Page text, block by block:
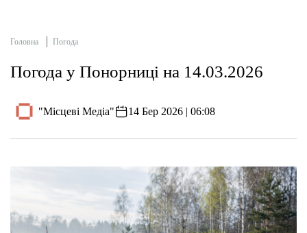
Головна Погода
Погода у Понорниці на 14.03.2026
"Місцеві Медіа" 14 Бер 2026 | 06:08